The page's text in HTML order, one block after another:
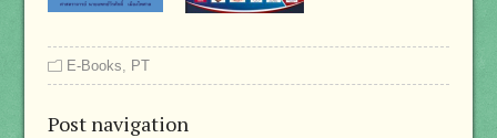
E-Books PT
Post navigation